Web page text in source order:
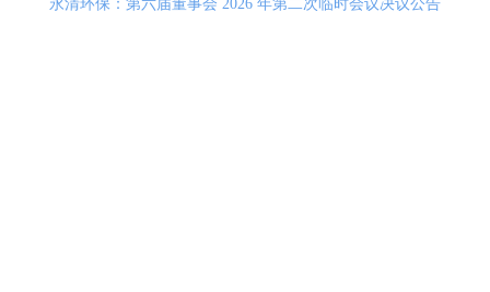
永清环保：第六届董事会 2026 年第二次临时会议决议公告